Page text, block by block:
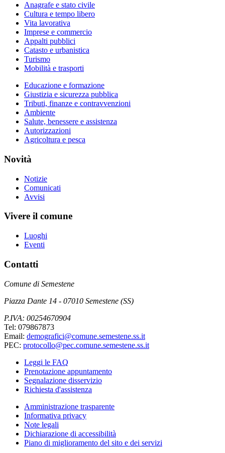
Anagrafe e stato civile
Cultura e tempo libero
Vita lavorativa
Imprese e commercio
Appalti pubblici
Catasto e urbanistica
Turismo
Mobilità e trasporti
Educazione e formazione
Giustizia e sicurezza pubblica
Tributi, finanze e contravvenzioni
Ambiente
Salute, benessere e assistenza
Autorizzazioni
Agricoltura e pesca
Novità
Notizie
Comunicati
Avvisi
Vivere il comune
Luoghi
Eventi
Contatti
Comune di Semestene
Piazza Dante 14 - 07010 Semestene (SS)
P.IVA: 00254670904
Tel: 079867873
Email: demografici@comune.semestene.ss.it
PEC: protocollo@pec.comune.semestene.ss.it
Leggi le FAQ
Prenotazione appuntamento
Segnalazione disservizio
Richiesta d'assistenza
Amministrazione trasparente
Informativa privacy
Note legali
Dichiarazione di accessibilità
Piano di miglioramento del sito e dei servizi